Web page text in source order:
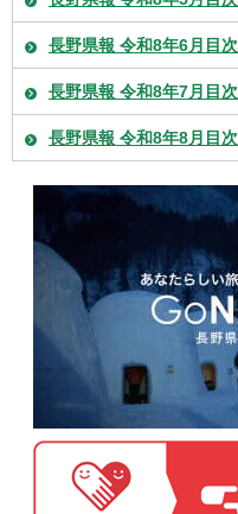
長野県報 令和8年6月目次
長野県報 令和8年7月目次
長野県報 令和8年8月目次